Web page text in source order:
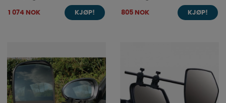
1 074 NOK KJØP! 805 NOK KJØP!